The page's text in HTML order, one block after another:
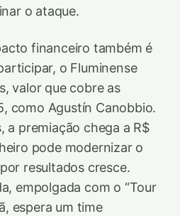
o ataque.
financeiro também é
o Fluminense
valor que cobre as
como Agustín Canobbio.
a premiação chega a R$
pode modernizar o
resultados cresce.
empolgada com o “Tour
espera um time